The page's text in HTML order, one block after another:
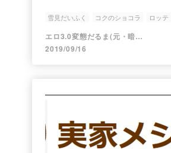
雪見だいふく コクのショコラ ロッテ
アイスRatings・2019
エロ3.0変態だるま(元・暗号だるま)
2019/09/16